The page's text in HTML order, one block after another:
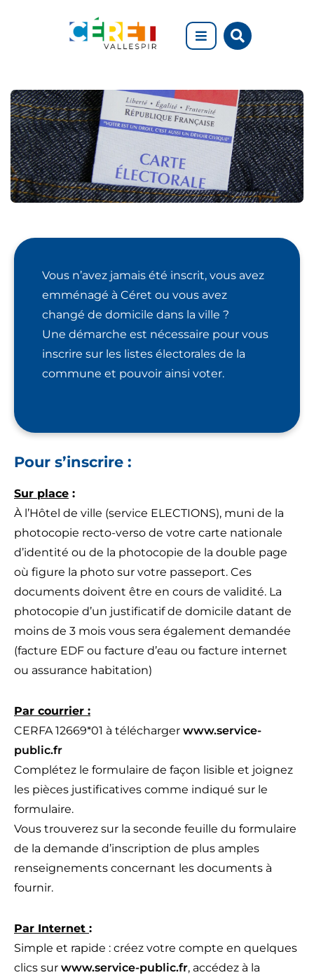
Aller à la recherche
sur
Inscription
sur
les
listes
électorales
Vous n’avez jamais été inscrit, vous avez
emménagé à Céret ou vous avez
changé de domicile dans la ville ?
Une démarche est nécessaire pour vous
inscrire sur les listes électorales de la
commune et pouvoir ainsi voter.
Pour s’inscrire :
Sur place :
À l’Hôtel de ville (service ELECTIONS), muni de la
photocopie recto-verso de votre carte nationale
d’identité ou de la photocopie de la double page
où figure la photo sur votre passeport. Ces
documents doivent être en cours de validité. La
photocopie d’un justificatif de domicile datant de
moins de 3 mois vous sera également demandée
(facture EDF ou facture d’eau ou facture internet
ou assurance habitation)
Par courrier :
CERFA 12669*01 à télécharger www.service-
public.fr
Complétez le formulaire de façon lisible et joignez
les pièces justificatives comme indiqué sur le
formulaire.
Vous trouverez sur la seconde feuille du formulaire
de la demande d’inscription de plus amples
renseignements concernant les documents à
fournir.
Par Internet :
Simple et rapide : créez votre compte en quelques
clics sur www.service-public.fr, accédez à la